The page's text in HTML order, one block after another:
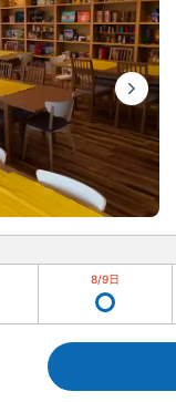
8/9日